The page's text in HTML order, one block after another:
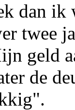
dan ik
twee
geld
de